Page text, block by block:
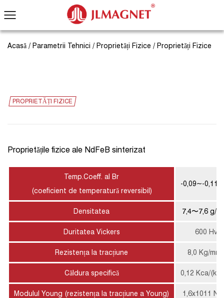
Acasă / Parametrii Tehnici / Proprietăți Fizice / Proprietăți Fizice
PROPRIETĂȚI FIZICE
Proprietățile fizice ale NdFeB sinterizat
Temp.Coeff. al Br
(coeficient de temperatură reversibil)
-0,09~-
Densitatea 7,4〜7,6 g/
Duritatea Vickers 600 Hv
Rezistența la tracțiune 8,0 Kg/
Căldura specifică 0,12 Kca/
Modulul Young (rezistența la tracțiune a Young) 1,6x1011 N/